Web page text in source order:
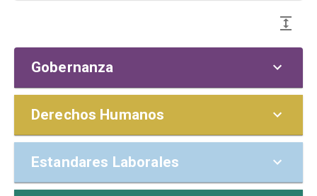
Gobernanza
POLÍTICAS Y
G1. El consejo/máximo órgano de
gobierno o el máximo ejecutivo de la
PREVENCIÓN
Derechos Humanos
MATERIALIDAD (TEMAS
Estandares Laborales